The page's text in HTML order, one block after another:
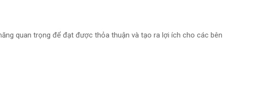
quan trọng để đạt được thỏa thuận và tạo ra lợi ích cho các bên